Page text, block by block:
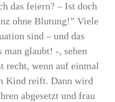
das feiern? – Ist doch
ohne Blutung!” Viele
sind – und das
glaubt! -, sehen
recht, wenn auf einmal
Kind reift. Dann wird
abgesetzt und frau